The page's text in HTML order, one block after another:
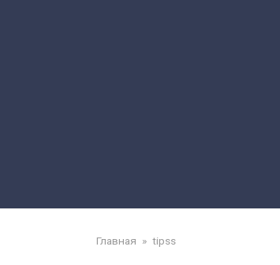
Главная » tipss